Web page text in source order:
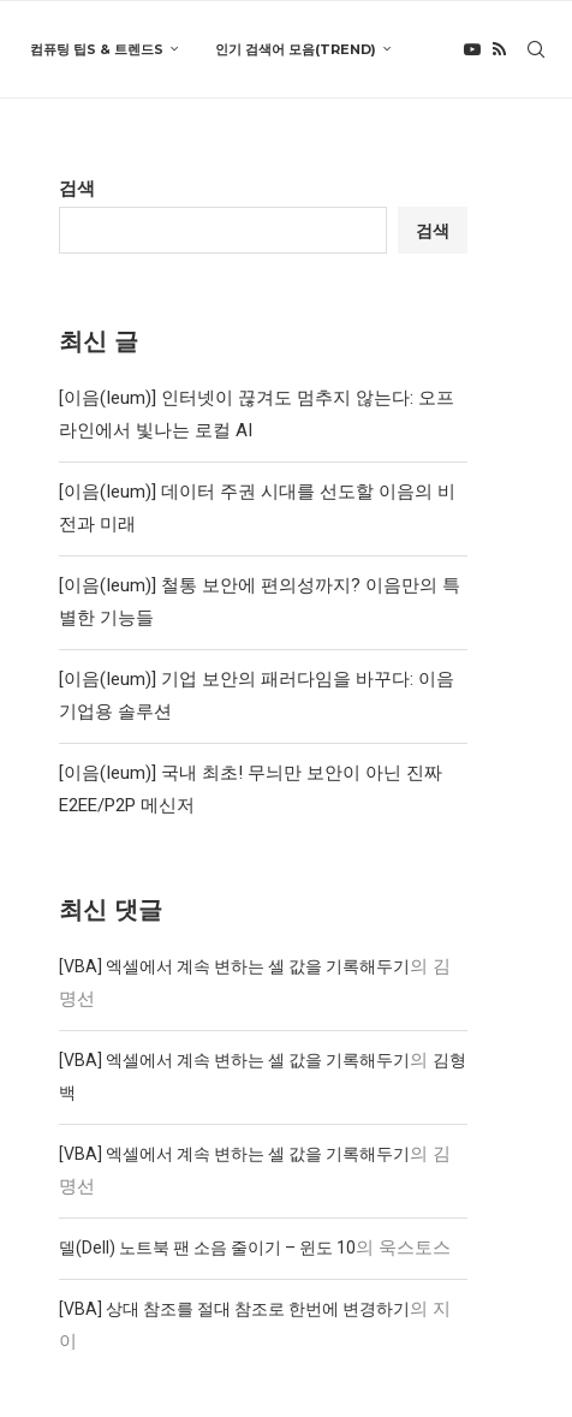
컴퓨팅 팁S & 트렌드S 인기 검색어 모음(TREND)
검색
검색
최신 글
[이음(Ieum)] 인터넷이 끊겨도 멈추지 않는다: 오프
라인에서 빛나는 로컬 AI
[이음(Ieum)] 데이터 주권 시대를 선도할 이음의 비
전과 미래
[이음(Ieum)] 철통 보안에 편의성까지? 이음만의 특
별한 기능들
[이음(Ieum)] 기업 보안의 패러다임을 바꾸다: 이음
기업용 솔루션
[이음(Ieum)] 국내 최초! 무늬만 보안이 아닌 진짜
E2EE/P2P 메신저
최신 댓글
[VBA] 엑셀에서 계속 변하는 셀 값을 기록해두기의 김
명선
[VBA] 엑셀에서 계속 변하는 셀 값을 기록해두기의 김형
백
[VBA] 엑셀에서 계속 변하는 셀 값을 기록해두기의 김
명선
델(Dell) 노트북 팬 소음 줄이기 – 윈도 10의 욱스토스
[VBA] 상대 참조를 절대 참조로 한번에 변경하기의 지
이